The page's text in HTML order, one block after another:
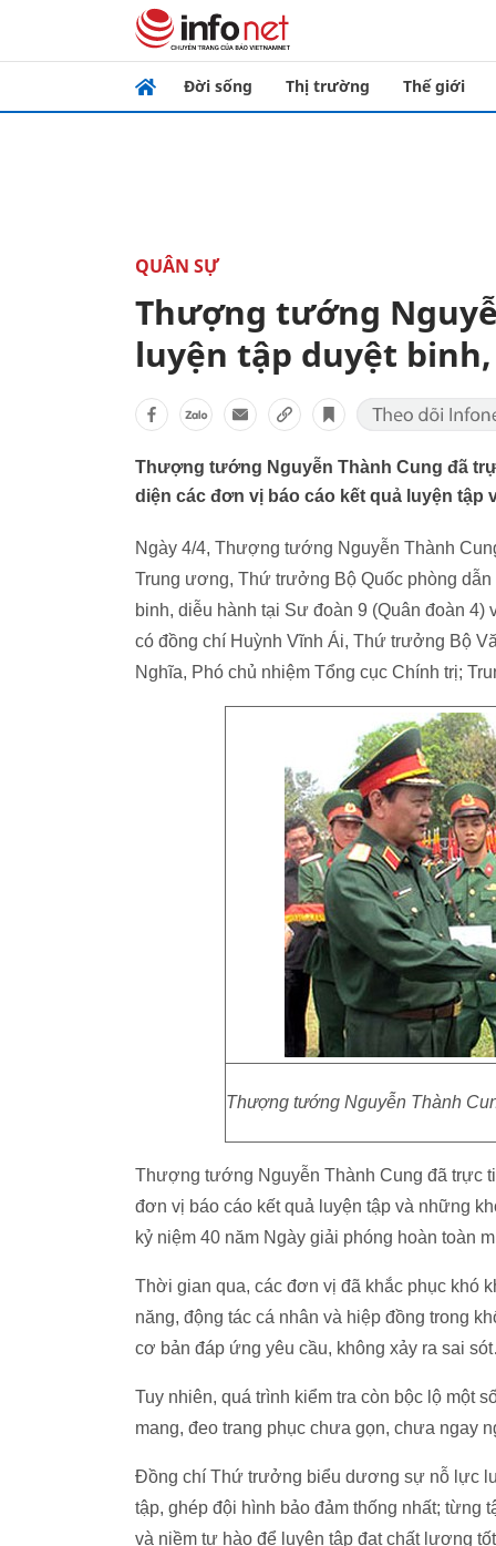
Đời sống Thị trường Thế giới
QUÂN SỰ
Thượng tướng
luyện tập duyệt
Thượng tướng Nguyễn Thành Cung đã
diện các đơn vị báo cáo kết quả luyện
Ngày 4/4, Thượng tướng Nguyễn Thành
Trung ương, Thứ trưởng Bộ Quốc phòng
binh, diễu hành tại Sư đoàn 9 (Quân đoàn
có đồng chí Huỳnh Vĩnh Ái, Thứ trưởng Bộ
Nghĩa, Phó chủ nhiệm Tổng cục Chính trị;
Thượng tướng Nguyễn Thành
Thượng tướng Nguyễn Thành Cung đã trực
đơn vị báo cáo kết quả luyện tập và những
kỷ niệm 40 năm Ngày giải phóng hoàn toàn
Thời gian qua, các đơn vị đã khắc phục khó
năng, động tác cá nhân và hiệp đồng trong
cơ bản đáp ứng yêu cầu, không xảy ra sai
Tuy nhiên, quá trình kiểm tra còn bộc lộ một
mang, đeo trang phục chưa gọn, chưa ngay
Đồng chí Thứ trưởng biểu dương sự nỗ lực
tập, ghép đội hình bảo đảm thống nhất; từng
và niềm tự hào để luyện tập đạt chất lượng